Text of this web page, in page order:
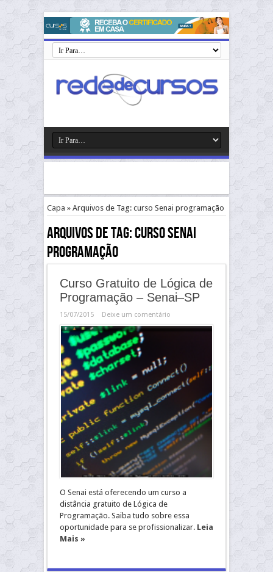
Capa » Arquivos de Tag: curso Senai programação
Arquivos de Tag:curso Senai
programação
Curso Gratuito de Lógica de
Programação – Senai–SP
15/07/2015 Deixe um comentário
O Senai está oferecendo um curso a
distância gratuito de Lógica de
Programação. Saiba tudo sobre essa
oportunidade para se profissionalizar. Leia
Mais »